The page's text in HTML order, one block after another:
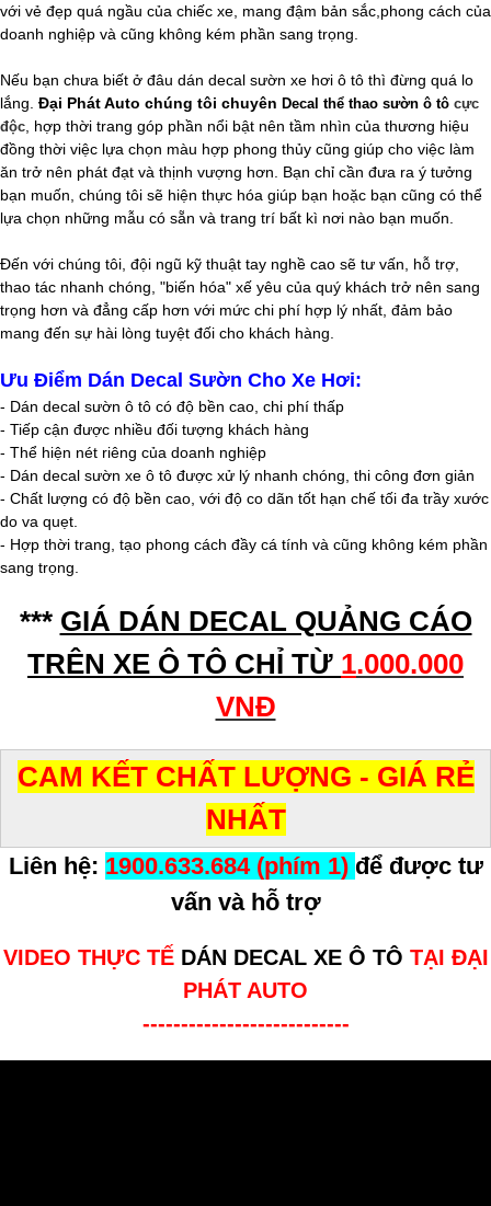
với vẻ đẹp quá ngầu của chiếc xe, mang đậm bản sắc,phong cách của
doanh nghiệp và cũng không kém phần sang trọng.
Nếu bạn chưa biết ở đâu dán decal sườn xe hơi ô tô thì đừng quá lo
lắng. Đại Phát Auto chúng tôi chuyên Decal thể thao sườn ô tô cực
độc, hợp thời trang góp phần nổi bật nên tầm nhìn của thương hiệu
đồng thời việc lựa chọn màu hợp phong thủy cũng giúp cho việc làm
ăn trở nên phát đạt và thịnh vượng hơn. Bạn chỉ cần đưa ra ý tưởng
bạn muốn, chúng tôi sẽ hiện thực hóa giúp bạn hoặc bạn cũng có thể
lựa chọn những mẫu có sẵn và trang trí bất kì nơi nào bạn muốn.
Đến với chúng tôi, đội ngũ kỹ thuật tay nghề cao sẽ tư vấn, hỗ trợ,
thao tác nhanh chóng, "biến hóa" xế yêu của quý khách trở nên sang
trọng hơn và đẳng cấp hơn với mức chi phí hợp lý nhất, đảm bảo
mang đến sự hài lòng tuyệt đối cho khách hàng.
Ưu Điểm Dán Decal Sườn Cho Xe Hơi:
- Dán decal sườn ô tô có độ bền cao, chi phí thấp
- Tiếp cận được nhiều đối tượng khách hàng
- Thể hiện nét riêng của doanh nghiệp
- Dán decal sườn xe ô tô được xử lý nhanh chóng, thi công đơn giản
- Chất lượng có độ bền cao, với độ co dãn tốt hạn chế tối đa trầy xước
do va quẹt.
- Hợp thời trang, tạo phong cách đầy cá tính và cũng không kém phần
sang trọng.
*** GIÁ DÁN DECAL QUẢNG CÁO
TRÊN XE Ô TÔ CHỈ TỪ 1.000.000
VNĐ
CAM KẾT CHẤT LƯỢNG - GIÁ RẺ
NHẤT
Liên hệ: 1900.633.684 (phím 1) để được tư
vấn và hỗ trợ
VIDEO THỰC TẾ DÁN DECAL XE Ô TÔ TẠI ĐẠI
PHÁT AUTO
---------------------------